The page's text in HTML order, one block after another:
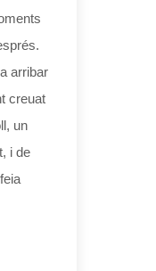
arribar
creuat
un
i de